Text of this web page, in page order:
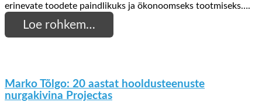
erinevate toodete paindlikuks ja ökonoomseks tootmiseks….
Loe rohkem…
Marko Tõlgo: 20 aastat hooldusteenuste
nurgakivina Projectas